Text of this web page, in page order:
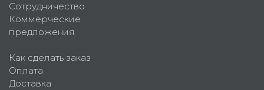
Сотрудничество
Коммерческие
предложения
Как сделать заказ
Оплата
Доставка